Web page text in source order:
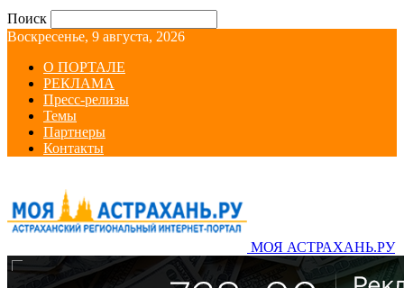
Поиск
Воскресенье, 9 августа, 2026
О ПОРТАЛЕ
РЕКЛАМА
Пресс-релизы
Темы
Партнеры
Контакты
МОЯ АСТРАХАНЬ.РУ